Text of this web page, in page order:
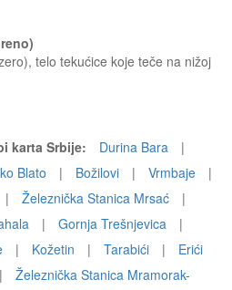
telo tekućice koje teče na nižoj
karta Srbije: Durina Bara
|
Blato | Božilovi | Vrmbaje
|
| Železnička Stanica Mrsać
|
| Gornja Trešnjevica
|
| Kožetin | Tarabići |
Erići
|
Železnička Stanica Mramorak-